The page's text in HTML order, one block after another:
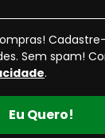
Sem spam!
.
Eu Quero!